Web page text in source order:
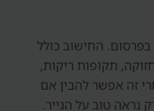
החישוב כולל
תקופות ריקות,
זה אפשר להבין אם